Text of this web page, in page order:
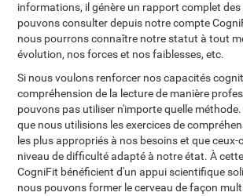
informations, il génère un rapport complet
pouvons consulter depuis notre compte
nous pourrons connaître notre statut à tout
évolution, nos forces et nos faiblesses, etc.
Si nous voulons renforcer nos capacités
compréhension de la lecture de manière
pouvons pas utiliser n'importe quelle
que nous utilisions les exercices de
les plus appropriés à nos besoins et que ceux-
niveau de difficulté adapté à notre état. À
CogniFit bénéficient d'un appui scientifique
nous pouvons former le cerveau de façon